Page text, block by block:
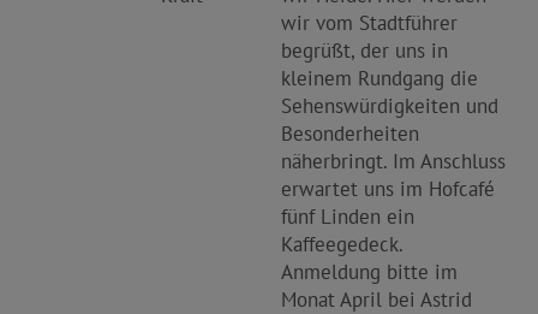
wir vom Stadtführer
begrüßt, der uns in
kleinem Rundgang die
Sehenswürdigkeiten und
Besonderheiten
näherbringt. Im Anschluss
erwartet uns im Hofcafé
fünf Linden ein
Kaffeegedeck.
Anmeldung bitte im
Monat April bei Astrid